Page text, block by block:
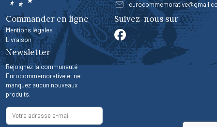
Commander en ligne
Mentions légales
Livraison
Suivez-nous sur
Newsletter
Rejoignez la communauté
Eurocommemorative et ne
manquez aucun nouveaux
produits.